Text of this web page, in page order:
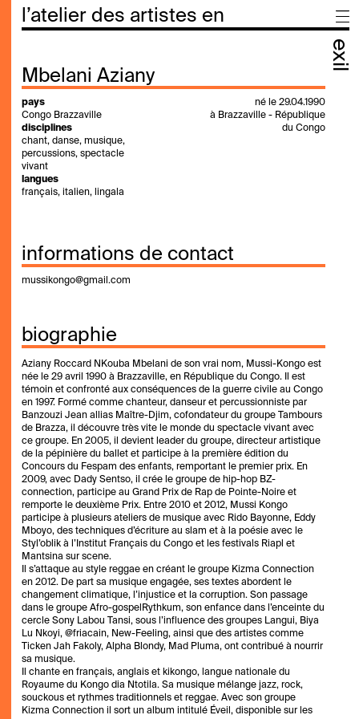
l’atelier des artistes en
exil
Mbelani Aziany
pays
Congo Brazzaville
disciplines
chant, danse, musique,
percussions, spectacle
vivant
langues
français, italien, lingala
né le 29.04.1990
à Brazzaville - République
du Congo
informations de contact
mussikongo@gmail.com
biographie
Aziany Roccard NKouba Mbelani de son vrai nom, Mussi-Kongo est
née le 29 avril 1990 à Brazzaville, en République du Congo. Il est
témoin et confronté aux conséquences de la guerre civile au Congo
en 1997. Formé comme chanteur, danseur et percussionniste par
Banzouzi Jean allias Maître-Djim, cofondateur du groupe Tambours
de Brazza, il découvre très vite le monde du spectacle vivant avec
ce groupe. En 2005, il devient leader du groupe, directeur artistique
de la pépinière du ballet et participe à la première édition du
Concours du Fespam des enfants, remportant le premier prix. En
2009, avec Dady Sentso, il crée le groupe de hip-hop BZ-
connection, participe au Grand Prix de Rap de Pointe-Noire et
remporte le deuxième Prix. Entre 2010 et 2012, Mussi Kongo
participe à plusieurs ateliers de musique avec Rido Bayonne, Eddy
Mboyo, des techniques d’écriture au slam et à la poésie avec le
Styl’oblik à l’Institut Français du Congo et les festivals Riapl et
Mantsina sur scene.
Il s’attaque au style reggae en créant le groupe Kizma Connection
en 2012. De part sa musique engagée, ses textes abordent le
changement climatique, l’injustice et la corruption. Son passage
dans le groupe Afro-gospelRythkum, son enfance dans l’enceinte du
cercle Sony Labou Tansi, sous l’influence des groupes Langui, Biya
Lu Nkoyi, @friacain, New-Feeling, ainsi que des artistes comme
Ticken Jah Fakoly, Alpha Blondy, Mad Pluma, ont contribué à nourrir
sa musique.
Il chante en français, anglais et kikongo, langue nationale du
Royaume du Kongo dia Ntotila. Sa musique mélange jazz, rock,
souckous et rythmes traditionnels et reggae. Avec son groupe
Kizma Connection il sort un album intitulé Éveil, disponible sur les